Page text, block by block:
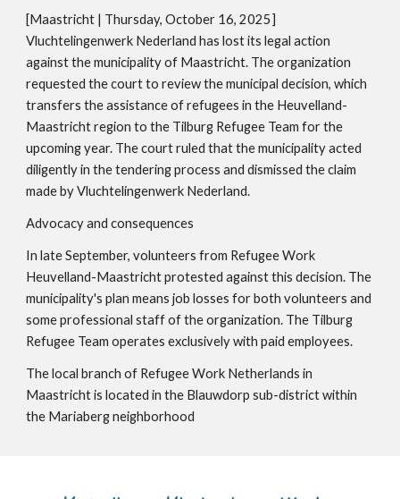
[Maastricht | Thursday, October 16, 2025]
Vluchtelingenwerk Nederland has lost its legal action
against the municipality of Maastricht. The organization
requested the court to review the municipal decision, which
transfers the assistance of refugees in the Heuvelland-
Maastricht region to the Tilburg Refugee Team for the
upcoming year. The court ruled that the municipality acted
diligently in the tendering process and dismissed the claim
made by Vluchtelingenwerk Nederland.
Advocacy and consequences
In late September, volunteers from Refugee Work
Heuvelland-Maastricht protested against this decision. The
municipality's plan means job losses for both volunteers and
some professional staff of the organization. The Tilburg
Refugee Team operates exclusively with paid employees.
The local branch of Refugee Work Netherlands in
Maastricht is located in the Blauwdorp sub-district within
the Mariaberg neighborhood